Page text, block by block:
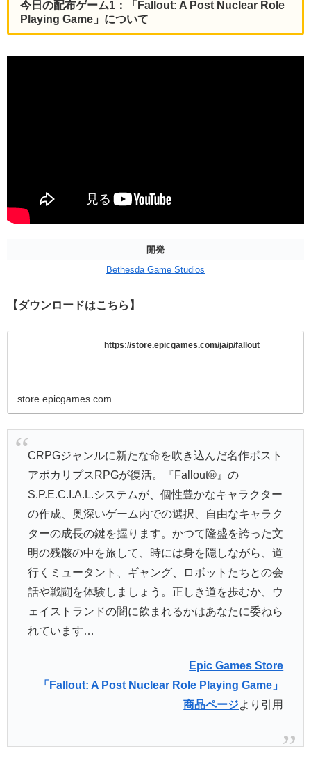
今日の配布ゲーム1：「Fallout: A Post Nuclear Role
Playing Game」について
開発
Bethesda Game Studios
【ダウンロードはこちら】
https://store.epicgames.com/ja/p/fallout
store.epicgames.com
CRPGジャンルに新たな命を吹き込んだ名作ポスト
アポカリプスRPGが復活。『Fallout®』の
S.P.E.C.I.A.L.システムが、個性豊かなキャラクター
の作成、奥深いゲーム内での選択、自由なキャラク
ターの成長の鍵を握ります。かつて隆盛を誇った文
明の残骸の中を旅して、時には身を隠しながら、道
行くミュータント、ギャング、ロボットたちとの会
話や戦闘を体験しましょう。正しき道を歩むか、ウ
ェイストランドの闇に飲まれるかはあなたに委ねら
れています…
Epic Games Store
「Fallout: A Post Nuclear Role Playing Game」
商品ページより引用